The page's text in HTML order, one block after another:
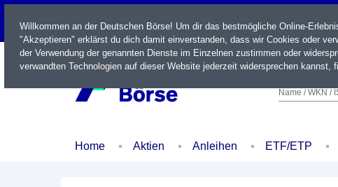
LIVE
Name / WKN /
Home Aktien Anleihen ETF/ETP
Willkommen an der Deutschen Börse! Um dir das bestmögliche Online-
"Akzeptieren" erklärst du dich damit einverstanden, dass wir Cookies oder
der Verwendung der genannten Dienste im Einzelnen zustimmen oder
verwandten Technologien auf dieser Website jederzeit widersprechen kannst,